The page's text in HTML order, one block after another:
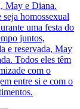
May e Diana.
homossexual
uma festa do
juntos,
e reservada, May
Todos eles têm
com o
entre si e com o